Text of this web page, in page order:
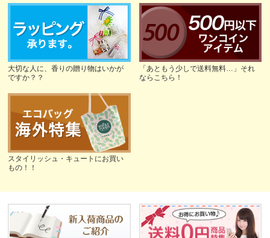
大切な人に、香りの贈り物はいかが
ですか？？
「あともう少しで送料無料…」それ
ならこちら！
スタイリッシュ・キュートにお買い
もの！！